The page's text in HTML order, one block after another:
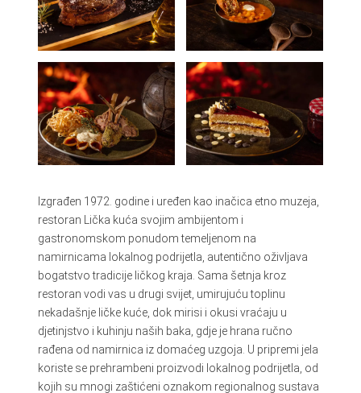
Izgrađen 1972. godine i uređen kao inačica etno muzeja,
restoran Lička kuća svojim ambijentom i
gastronomskom ponudom temeljenom na
namirnicama lokalnog podrijetla, autentično oživljava
bogatstvo tradicije ličkog kraja. Sama šetnja kroz
restoran vodi vas u drugi svijet, umirujuću toplinu
nekadašnje ličke kuće, dok mirisi i okusi vraćaju u
djetinjstvo i kuhinju naših baka, gdje je hrana ručno
rađena od namirnica iz domaćeg uzgoja. U pripremi jela
koriste se prehrambeni proizvodi lokalnog podrijetla, od
kojih su mnogi zaštićeni oznakom regionalnog sustava